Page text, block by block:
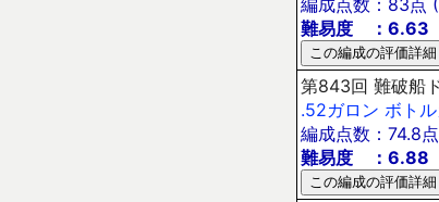
難易度 ：6.63
第843回 難破船
.52ガロン ボト
編成点数：74.8
難易度 ：6.88